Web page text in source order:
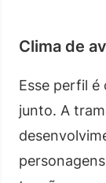
Clima de
Esse perfil é
junto. A